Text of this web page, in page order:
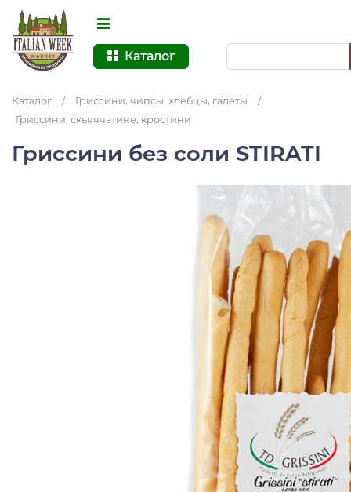
Каталог
Каталог / Гриссини, чипсы, хлебцы, галеты
/
Гриссини, скьяччатине, кростини
Гриссини без соли STIRATI